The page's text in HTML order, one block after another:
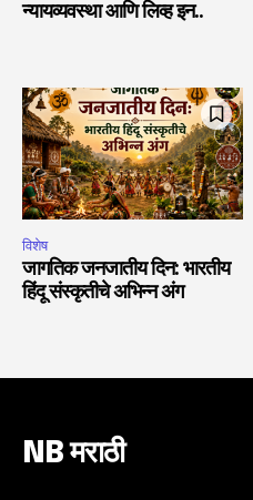
न्यायव्यवस्था आणि लिव्ह इन..
विशेष
जागतिक जनजातीय दिन: भारतीय
हिंदू संस्कृतीचे अभिन्न अंग
NB मराठी